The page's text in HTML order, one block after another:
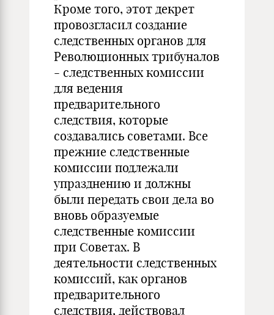
Кроме того, этот декрет
провозгласил создание
следственных органов для
Революционных трибуналов
- следственных комиссии
для ведения
предварительного
следствия, которые
создавались советами. Все
прежние следственные
комиссии подлежали
упразднению и должны
были передать свои дела во
вновь образуемые
следственные комиссии
при Советах. В
деятельности следственных
комиссий, как органов
предварительного
следствия, действовал